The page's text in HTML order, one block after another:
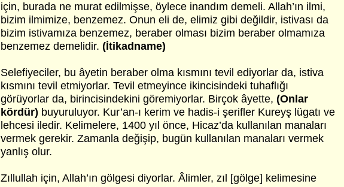
için, burada ne murat edilmişse, öylece inandım demeli. Allah’ın ilmi,
bizim ilmimize, benzemez. Onun eli de, elimiz gibi değildir, istivası da
bizim istivamıza benzemez, beraber olması bizim beraber olmamıza
benzemez demelidir. (İtikadname)
Selefiyeciler, bu âyetin beraber olma kısmını tevil ediyorlar da, istiva
kısmını tevil etmiyorlar. Tevil etmeyince ikincisindeki tuhaflığı
görüyorlar da, birincisindekini göremiyorlar. Birçok âyette, (Onlar
kördür) buyuruluyor. Kur’an-ı kerim ve hadis-i şerifler Kureyş lügatı ve
lehcesi iledir. Kelimelere, 1400 yıl önce, Hicaz’da kullanılan manaları
vermek gerekir. Zamanla değişip, bugün kullanılan manaları vermek
yanlış olur.
Zıllullah için, Allah’ın gölgesi diyorlar. Âlimler, zıl [gölge] kelimesine